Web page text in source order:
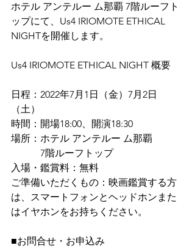
ホテル アンテルー ム那覇 7階ルーフト
ップにて、Us4 IRIOMOTE ETHICAL
NIGHTを開催します。
Us4 IRIOMOTE ETHICAL NIGHT 概要
日程：2022年7月1日（金）7月2日
（土）
時間：開場18:00、開演18:30
場所：ホテル アンテルー ム那覇
7階ルーフトップ
入場・鑑賞料：無料
ご準備いただくもの：映画鑑賞する方
は、スマートフォンとヘッドホンまた
はイヤホンをお持ちください。
■お問合せ・お申込み